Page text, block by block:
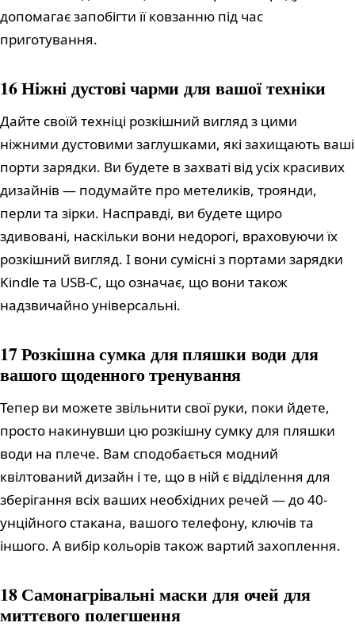
допомагає запобігти її ковзанню під час
приготування.
16 Ніжні дустові чарми для вашої техніки
Дайте своїй техніці розкішний вигляд з цими
ніжними дустовими заглушками, які захищають ваші
порти зарядки. Ви будете в захваті від усіх красивих
дизайнів — подумайте про метеликів, троянди,
перли та зірки. Насправді, ви будете щиро
здивовані, наскільки вони недорогі, враховуючи їх
розкішний вигляд. І вони сумісні з портами зарядки
Kindle та USB-C, що означає, що вони також
надзвичайно універсальні.
17 Розкішна сумка для пляшки води для
вашого щоденного тренування
Тепер ви можете звільнити свої руки, поки йдете,
просто накинувши цю розкішну сумку для пляшки
води на плече. Вам сподобається модний
квілтований дизайн і те, що в ній є відділення для
зберігання всіх ваших необхідних речей — до 40-
унційного стакана, вашого телефону, ключів та
іншого. А вибір кольорів також вартий захоплення.
18 Самонагрівальні маски для очей для
миттєвого полегшення